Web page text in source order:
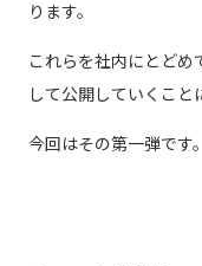
ります。
これらを社内にとどめ
して公開していくこと
今回はその第一弾です。